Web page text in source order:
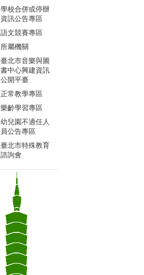
學校合併或停辦
資訊公告專區
語文競賽專區
所屬機關
臺北市音樂與圖
書中心興建資訊
公開平臺
正常教學專區
樂齡學習專區
幼兒園不適任人
員公告專區
臺北市特殊教育
諮詢會